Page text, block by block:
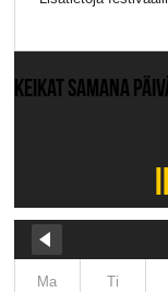
KEIKAT SAMANA
Ma Ti